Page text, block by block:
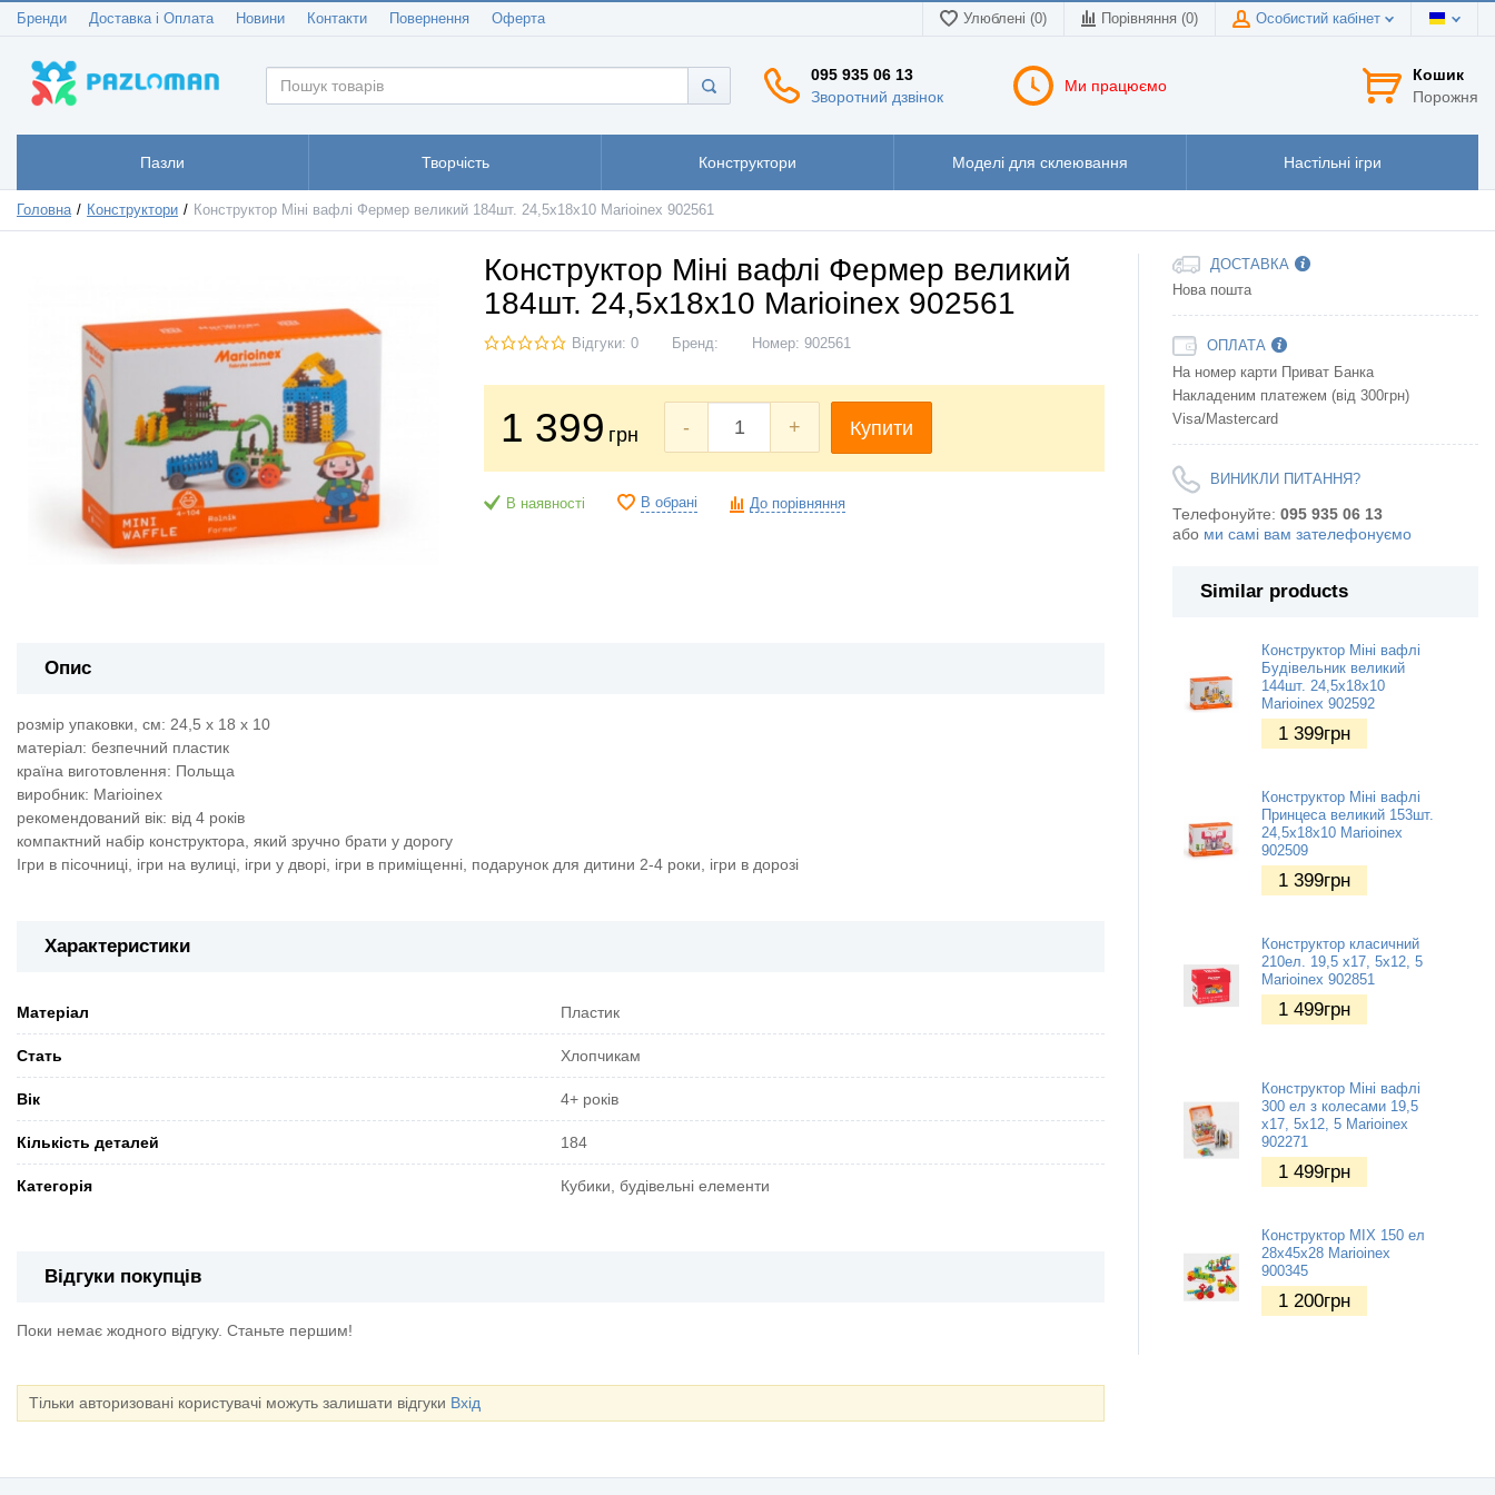
Бренди Доставка і Оплата Новини Контакти Повернення Оферта Улюблені (0) Порівняння (0) Особистий кабінет
095 935 06 13
Зворотний дзвінок
Ми працюємо
Кошик
Порожня
Пазли Творчість Конструктори Моделі для склеювання Настільні ігри
Головна Конструктори Конструктор Міні вафлі Фермер великий 184шт. 24,5х18х10 Marioinex 902561
Конструктор Міні вафлі Фермер великий
184шт. 24,5х18х10 Marioinex 902561
Відгуки: 0 Бренд: Номер: 902561
1 399 грн - + Купити
В наявності В обрані До порівняння
Опис
розмір упаковки, см: 24,5 х 18 х 10
матеріал: безпечний пластик
країна виготовлення: Польща
виробник: Marioinex
рекомендований вік: від 4 років
компактний набір конструктора, який зручно брати у дорогу
Ігри в пісочниці, ігри на вулиці, ігри у дворі, ігри в приміщенні, подарунок для дитини 2-4 роки, ігри в дорозі
Характеристики
Матеріал Пластик
Стать Хлопчикам
Вік 4+ років
Кількість деталей 184
Категорія Кубики, будівельні елементи
Відгуки покупців
Поки немає жодного відгуку. Станьте першим!
Тільки авторизовані користувачі можуть залишати відгуки Вхід
ДОСТАВКА
Нова пошта
ОПЛАТА
На номер карти Приват Банка
Накладеним платежем (від 300грн)
Visa/Mastercard
ВИНИКЛИ ПИТАННЯ?
Телефонуйте: 095 935 06 13
або ми самі вам зателефонуємо
Similar products
Конструктор Міні вафлі
Будівельник великий
144шт. 24,5х18х10
Marioinex 902592
1 399грн
Конструктор Міні вафлі
Принцеса великий 153шт.
24,5х18х10 Marioinex
902509
1 399грн
Конструктор класичний
210ел. 19,5 х17, 5х12, 5
Marioinex 902851
1 499грн
Конструктор Міні вафлі
300 ел з колесами 19,5
х17, 5х12, 5 Marioinex
902271
1 499грн
Конструктор MIX 150 ел
28х45х28 Marioinex
900345
1 200грн